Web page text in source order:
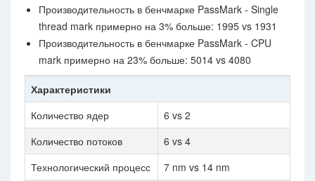
Производительность в бенчмарке PassMark - Single
thread mark примерно на 3% больше: 1995 vs 1931
Производительность в бенчмарке PassMark - CPU
mark примерно на 23% больше: 5014 vs 4080
Характеристики
Количество ядер
6 vs 2
Количество потоков
6 vs 4
Технологический процесс
7 nm vs 14 nm